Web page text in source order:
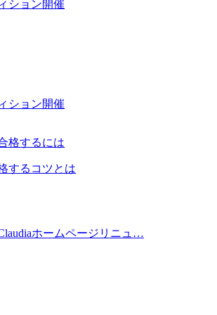
ション開催
ション開催
するコツとは
ホームページリニュ…